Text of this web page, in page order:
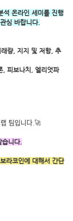
온라인 세미를 진행
심 바랍니다.
량, 지지 및 저항, 추
, 피보나치, 엘리엇파
팀입니다.🚀
니다.
라코인에 대해서 간단